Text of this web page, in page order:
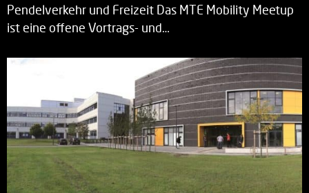
Pendelverkehr und Freizeit Das MTE Mobility Meetup
ist eine offene Vortrags- und…